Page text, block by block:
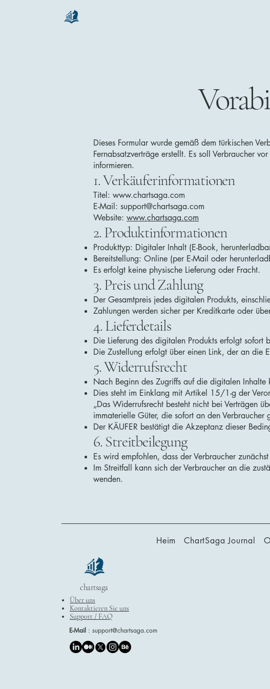
Dieses Formular wurde gemäß dem türkischen
Fernabsatzverträge erstellt. Es soll Verbraucher
informieren.
1. Verkäuferinformationen
Titel: www.chartsaga.com
E-Mail: support@chartsaga.com
Website: www.chartsaga.com
2. Produktinformationen
Produkttyp: Digitaler Inhalt (E-Book,
Bereitstellung: Online (per E-Mail oder
Es erfolgt keine physische Lieferung oder Fracht.
3. Preis und Zahlung
Der Gesamtpreis jedes digitalen Produkts,
Zahlungen werden sicher per Kreditkarte oder
4. Lieferdetails
Die Lieferung des digitalen Produkts erfolgt
Die Zustellung erfolgt über einen Link, der an die
5. Widerrufsrecht
Nach Beginn des Zugriffs auf die digitalen Inhalte
Dies steht im Einklang mit Artikel 15/1-g der
„Das Widerrufsrecht besteht nicht bei Verträgen
immaterielle Güter, die sofort an den Verbraucher
Der KÄUFER bestätigt die Akzeptanz dieser
6. Streitbeilegung
Es wird empfohlen, dass der Verbraucher
Im Streitfall kann sich der Verbraucher an die
wenden.
chartsaga
Über uns
Kontaktieren Sie uns
Support / FAQ
E-Mail : support@chartsaga.com
Heim ChartSaga Journal